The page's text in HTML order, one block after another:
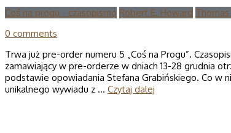
Coś na progu - czasopismo Robert E. Howard
0 comments
Trwa już pre-order numeru 5 „Coś na Progu”.
zamawiający w pre-orderze w dniach 13-28 grudnia
podstawie opowiadania Stefana Grabińskiego. Co w
unikalnego wywiadu z … Czytaj dalej